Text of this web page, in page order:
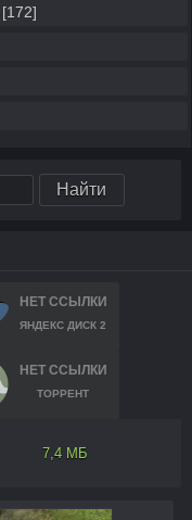
[172]
НЕТ ССЫЛКИ
ЯНДЕКС ДИСК 2
НЕТ ССЫЛКИ
ТОРРЕНТ
7,4 МБ